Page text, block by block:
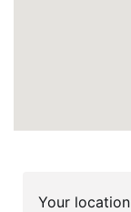
Your location